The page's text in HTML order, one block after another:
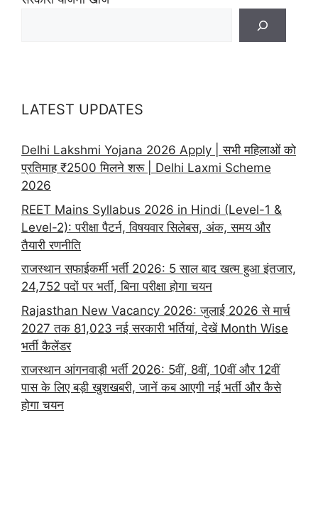
LATEST UPDATES
Delhi Lakshmi Yojana 2026 Apply | सभी महिलाओं को
प्रतिमाह ₹2500 मिलने शरू | Delhi Laxmi Scheme
2026
REET Mains Syllabus 2026 in Hindi (Level-1 &
Level-2): परीक्षा पैटर्न, विषयवार सिलेबस, अंक, समय और
तैयारी रणनीति
राजस्थान सफाईकर्मी भर्ती 2026: 5 साल बाद खत्म हुआ इंतजार,
24,752 पदों पर भर्ती, बिना परीक्षा होगा चयन
Rajasthan New Vacancy 2026: जुलाई 2026 से मार्च
2027 तक 81,023 नई सरकारी भर्तियां, देखें Month Wise
भर्ती कैलेंडर
राजस्थान आंगनवाड़ी भर्ती 2026: 5वीं, 8वीं, 10वीं और 12वीं
पास के लिए बड़ी खुशखबरी, जानें कब आएगी नई भर्ती और कैसे
होगा चयन